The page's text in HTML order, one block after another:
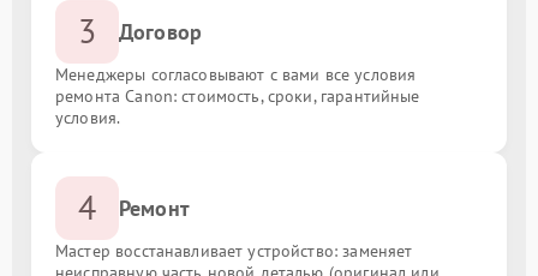
3 Договор
Менеджеры согласовывают с вами все условия
ремонта Canon: стоимость, сроки, гарантийные
условия.
4 Ремонт
Мастер восстанавливает устройство: заменяет